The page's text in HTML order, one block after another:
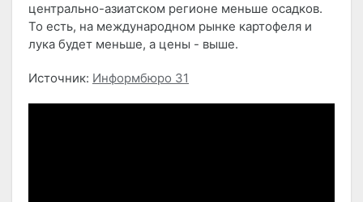
центрально-азиатском регионе меньше осадков.
То есть, на международном рынке картофеля и
лука будет меньше, а цены - выше.
Источник: Информбюро 31